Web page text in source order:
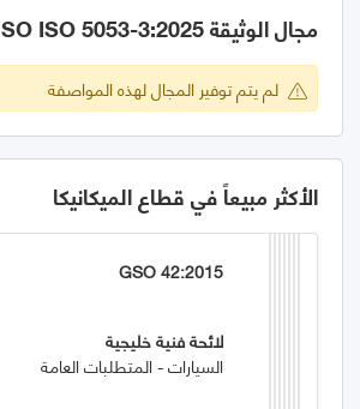
مجال الوثيقة GSO ISO 5053-3:2025
لم يتم توفير المجال لهذه المواصفة
الأكثر مبيعاً في قطاع الميكانيكا
GSO 42:2015
لائحة فنية خليجية
السيارات - المتطلبات العامة